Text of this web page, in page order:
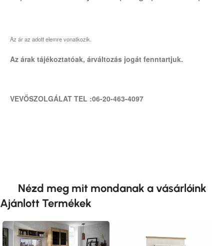
Az ár az adott elemre vonatkozik.
Az árak tájékoztatóak, árváltozás jogát fenntartjuk.
VEVŐSZOLGÁLAT TEL :06-20-463-4097
Nézd meg mit mondanak a vásárlóink
Ajánlott Termékek